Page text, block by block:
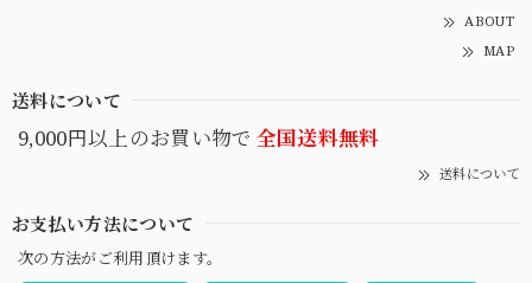
ABOUT
MAP
送料について
9,000円以上のお買い物で 全国送料無料
送料について
お支払い方法について
次の方法がご利用頂けます。